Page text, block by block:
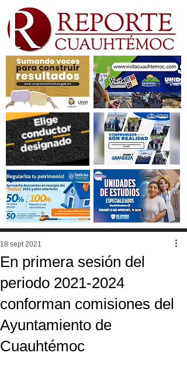
En primera sesión del
periodo 2021-2024
conforman comisiones del
Ayuntamiento de
Cuauhtémoc
18 sept 2021